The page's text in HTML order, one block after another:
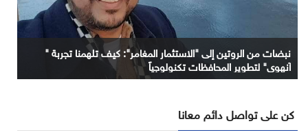
نبضات من الروتين إلى "الاستثمار المغامر": كيف تلهمنا تجربة "
آنهوي" لتطوير المحافظات تكنولوجياً
كن على تواصل دائم معانا